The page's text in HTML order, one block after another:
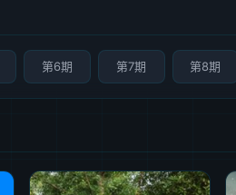
第6期 第7期 第8期